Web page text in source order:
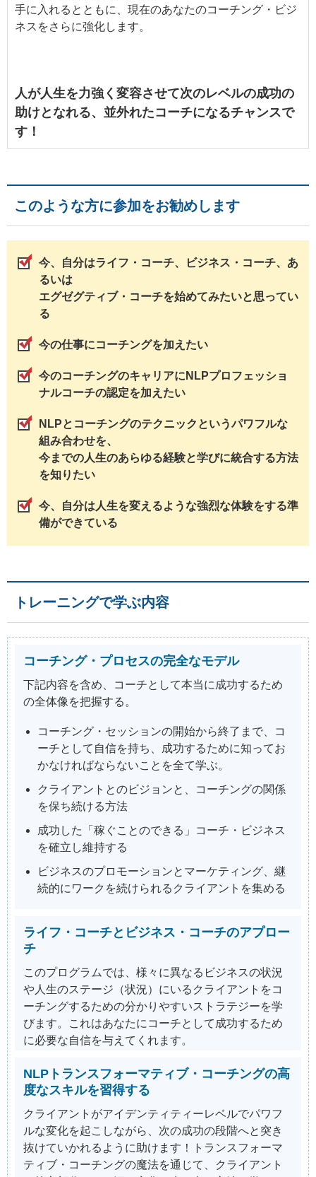
手に入れるとともに、現在のあなたのコーチング・ビジ
ネスをさらに強化します。
人が人生を力強く変容させて次のレベルの成功の
助けとなれる、並外れたコーチになるチャンスで
す！
このような方に参加をお勧めします
今、自分はライフ・コーチ、ビジネス・コーチ、あ
るいは
エグゼグティブ・コーチを始めてみたいと思ってい
る
今の仕事にコーチングを加えたい
今のコーチングのキャリアにNLPプロフェッショ
ナルコーチの認定を加えたい
NLPとコーチングのテクニックというパワフルな
組み合わせを、
今までの人生のあらゆる経験と学びに統合する方法
を知りたい
今、自分は人生を変えるような強烈な体験をする準
備ができている
トレーニングで学ぶ内容
コーチング・プロセスの完全なモデル
下記内容を含め、コーチとして本当に成功するため
の全体像を把握する。
コーチング・セッションの開始から終了まで、コ
ーチとして自信を持ち、成功するために知ってお
かなければならないことを全て学ぶ。
クライアントとのビジョンと、コーチングの関係
を保ち続ける方法
成功した「稼ぐことのできる」コーチ・ビジネス
を確立し維持する
ビジネスのプロモーションとマーケティング、継
続的にワークを続けられるクライアントを集める
ライフ・コーチとビジネス・コーチのアプロー
チ
このプログラムでは、様々に異なるビジネスの状況
や人生のステージ（状況）にいるクライアントをコ
ーチングするための分かりやすいストラテジーを学
びます。これはあなたにコーチとして成功するため
に必要な自信を与えてくれます。
NLPトランスフォーマティブ・コーチングの高
度なスキルを習得する
クライアントがアイデンティティーレベルでパワフ
ルな変化を起こしながら、次の成功の段階へと突き
抜けていかれるように助けます！トランスフォーマ
ティブ・コーチングの魔法を通じて、クライアント